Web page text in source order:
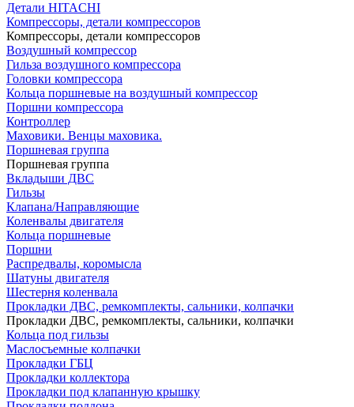
Детали HITACHI
Компрессоры, детали компрессоров
Компрессоры, детали компрессоров
Воздушный компрессор
Гильза воздушного компрессора
Головки компрессора
Кольца поршневые на воздушный компрессор
Поршни компрессора
Контроллер
Маховики. Венцы маховика.
Поршневая группа
Поршневая группа
Вкладыши ДВС
Гильзы
Клапана/Направляющие
Коленвалы двигателя
Кольца поршневые
Поршни
Распредвалы, коромысла
Шатуны двигателя
Шестерня коленвала
Прокладки ДВС, ремкомплекты, сальники, колпачки
Прокладки ДВС, ремкомплекты, сальники, колпачки
Кольца под гильзы
Маслосъемные колпачки
Прокладки ГБЦ
Прокладки коллектора
Прокладки под клапанную крышку